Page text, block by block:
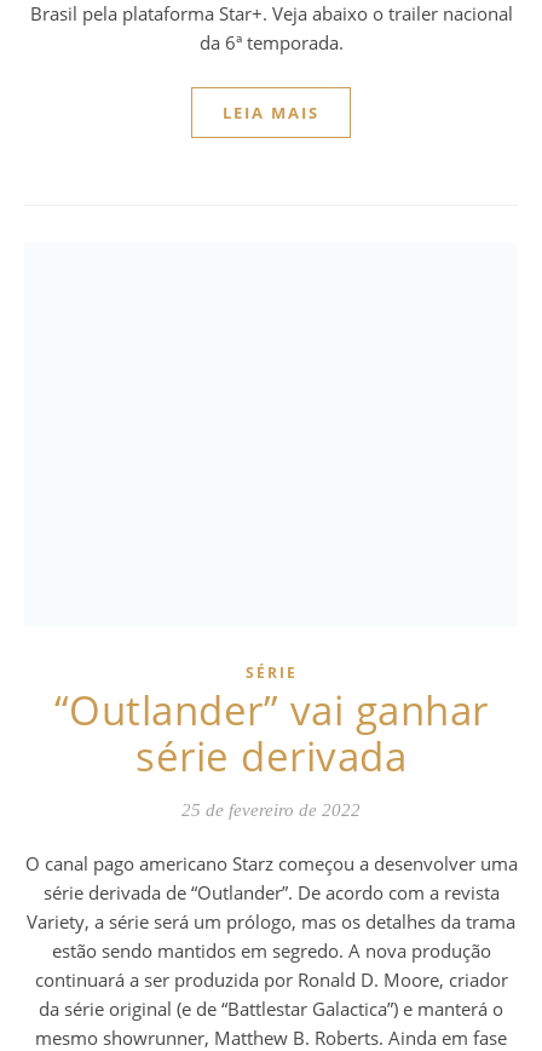
Brasil pela plataforma Star+. Veja abaixo o trailer nacional
da 6ª temporada.
LEIA MAIS
SÉRIE
“Outlander” vai ganhar
série derivada
25 de fevereiro de 2022
O canal pago americano Starz começou a desenvolver uma
série derivada de “Outlander”. De acordo com a revista
Variety, a série será um prólogo, mas os detalhes da trama
estão sendo mantidos em segredo. A nova produção
continuará a ser produzida por Ronald D. Moore, criador
da série original (e de “Battlestar Galactica”) e manterá o
mesmo showrunner, Matthew B. Roberts. Ainda em fase